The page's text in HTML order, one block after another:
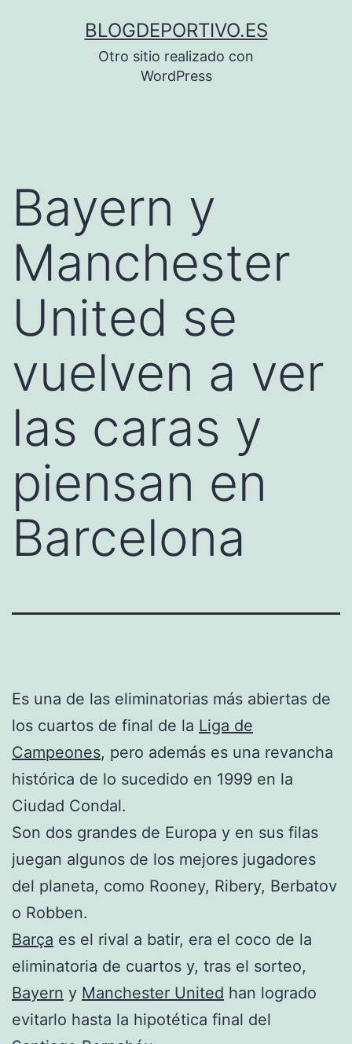
BLOGDEPORTIVO.ES
Otro sitio realizado con
WordPress
Bayern y
Manchester
United se
vuelven a ver
las caras y
piensan en
Barcelona
Es una de las eliminatorias más abiertas de
los cuartos de final de la Liga de
Campeones, pero además es una revancha
histórica de lo sucedido en 1999 en la
Ciudad Condal.
Son dos grandes de Europa y en sus filas
juegan algunos de los mejores jugadores
del planeta, como Rooney, Ribery, Berbatov
o Robben.
Barça es el rival a batir, era el coco de la
eliminatoria de cuartos y, tras el sorteo,
Bayern y Manchester United han logrado
evitarlo hasta la hipotética final del